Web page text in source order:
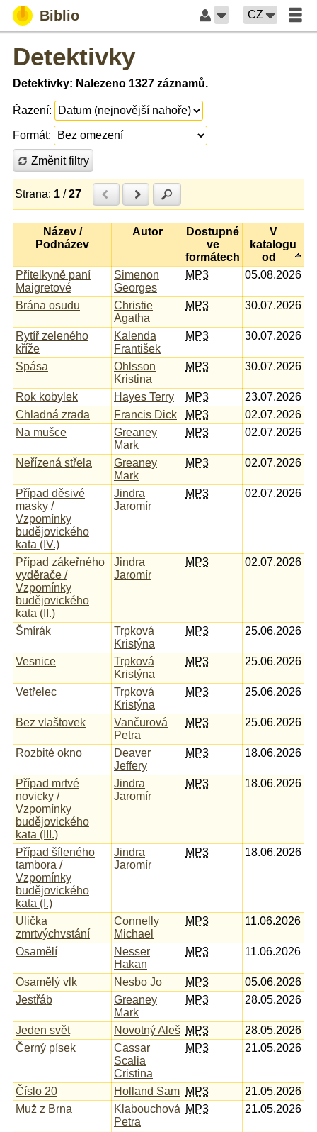
Biblio CZ
Detektivky
Detektivky: Nalezeno 1327 záznamů.
Řazení:
Formát:
Změnit filtry
Strana: 1 /27 Předchozí
Další
Název /
Podnázev
Autor
Dostupné
ve
formátech
V
katalogu
od
Přítelkyně paní
Maigretové
Simenon
Georges
MP3 05.08.2026
Brána osudu
Christie
Agatha
MP3 30.07.2026
Rytíř zeleného
kříže
Kalenda
František
MP3 30.07.2026
Spása
Ohlsson
Kristina
MP3 30.07.2026
Rok kobylek Hayes Terry MP3
23.07.2026
Chladná zrada
Francis Dick MP3
02.07.2026
Na mušce
Greaney
Mark
MP3 02.07.2026
Neřízená střela
Greaney
Mark
MP3 02.07.2026
Případ děsivé
masky /
Vzpomínky
budějovického
kata (IV.)
Jindra
Jaromír
MP3 02.07.2026
Případ zákeřného
vyděrače /
Vzpomínky
budějovického
kata (II.)
Jindra
Jaromír
MP3 02.07.2026
Šmírák
Trpková
Kristýna
MP3 25.06.2026
Vesnice
Trpková
Kristýna
MP3 25.06.2026
Vetřelec
Trpková
Kristýna
MP3 25.06.2026
Bez vlaštovek
Vančurová
Petra
MP3 25.06.2026
Rozbité okno
Deaver
Jeffery
MP3 18.06.2026
Případ mrtvé
novicky /
Vzpomínky
budějovického
kata (III.)
Jindra
Jaromír
MP3 18.06.2026
Případ šíleného
tambora /
Vzpomínky
budějovického
kata (I.)
Jindra
Jaromír
MP3 18.06.2026
Ulička
zmrtvýchvstání
Connelly
Michael
MP3 11.06.2026
Osamělí
Nesser
Hakan
MP3 11.06.2026
Osamělý vlk Nesbo Jo MP3
05.06.2026
Jestřáb
Greaney
Mark
MP3 28.05.2026
Jeden svět Novotný Aleš MP3
28.05.2026
Černý písek
Cassar
Scalia
Cristina
MP3 21.05.2026
Číslo 20 Holland Sam MP3
21.05.2026
Muž z Brna
Klabouchová
Petra
MP3 21.05.2026